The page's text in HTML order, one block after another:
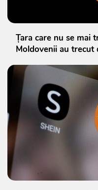
Țara care nu se mai
Moldovenii au trecut